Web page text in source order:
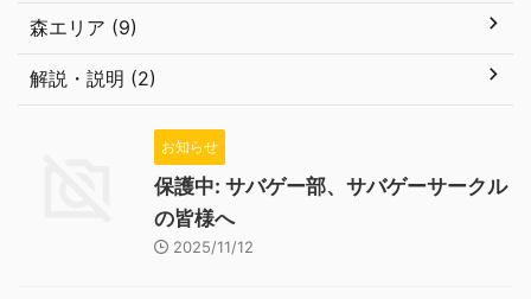
森エリア (9)
解説・説明 (2)
お知らせ
保護中: サバゲー部、サバゲーサークル
の皆様へ
2025/11/12